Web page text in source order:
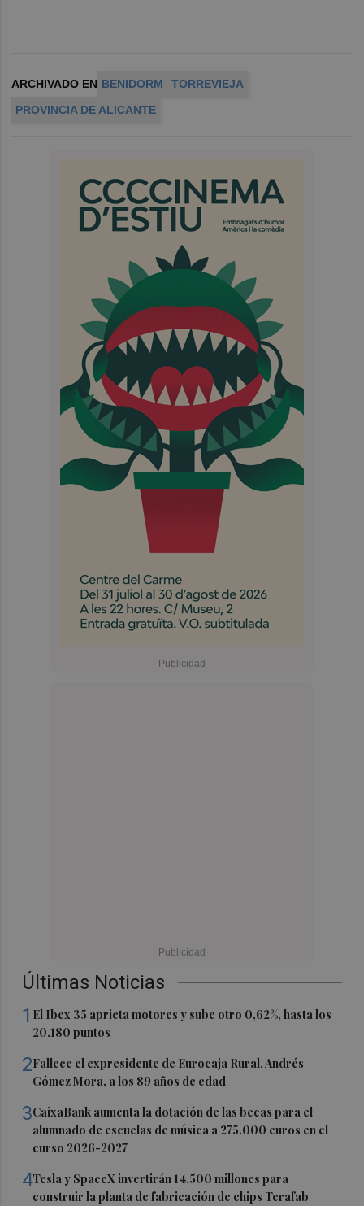
Últimas Noticias
1 El Ibex 35 aprieta motores y sube otro 0,62%, hasta los
20.180 puntos
2Fallece el expresidente de Eurocaja Rural, Andrés
Gómez Mora, a los 89 años de edad
3CaixaBank aumenta la dotación de las becas para el
alumnado de escuelas de música a 275.000 euros en el
curso 2026-2027
4Tesla y SpaceX invertirán 14.500 millones para
construir la planta de fabricación de chips Terafab
ARCHIVADO EN BENIDORM
TORREVIEJA
PROVINCIA DE ALICANTE